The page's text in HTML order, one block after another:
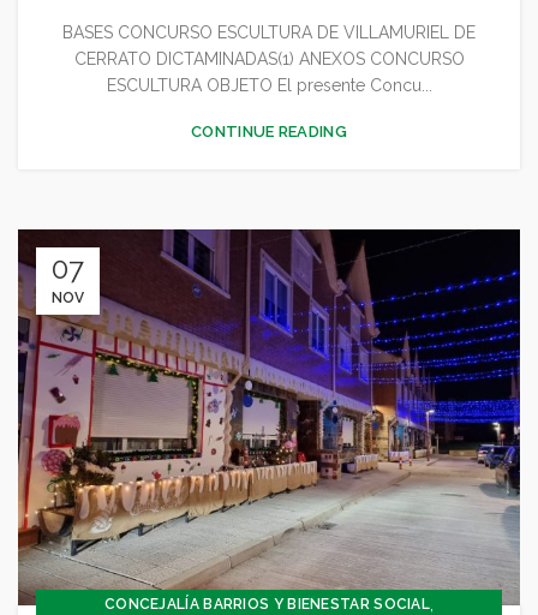
BASES CONCURSO ESCULTURA DE VILLAMURIEL DE
CERRATO DICTAMINADAS(1) ANEXOS CONCURSO
ESCULTURA OBJETO El presente Concu...
CONTINUE READING
07
NOV
CONCEJALÍA BARRIOS Y BIENESTAR SOCIAL